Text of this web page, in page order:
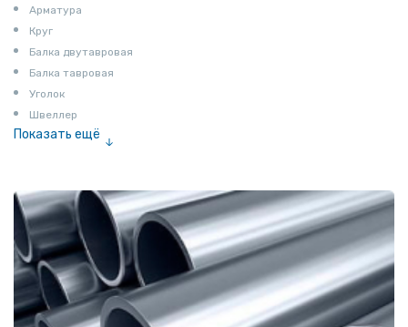
Арматура
Круг
Балка двутавровая
Балка тавровая
Уголок
Швеллер
Показать ещё
Катанка
Шестигранник
Полособульб
Полукруг
Шпунт Ларсена